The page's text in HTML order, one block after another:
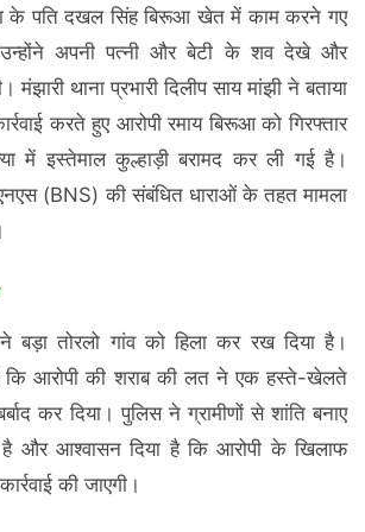
के पति दखल सिंह बिरूआ खेत में काम करने गए
अपनी पत्नी और बेटी के शव देखे और
मंझारी थाना प्रभारी दिलीप साय मांझी ने बताया
करते हुए आरोपी रमाय बिरूआ को गिरफ्तार
में इस्तेमाल कुल्हाड़ी बरामद कर ली गई है।
(BNS) की संबंधित धाराओं के तहत मामला
बड़ा तोरलो गांव को हिला कर रख दिया है।
कि आरोपी की शराब की लत ने एक हस्ते-खेलते
कर दिया। पुलिस ने ग्रामीणों से शांति बनाए
और आश्वासन दिया है कि आरोपी के खिलाफ
की जाएगी।